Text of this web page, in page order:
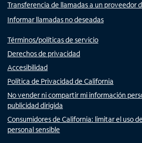
Transferencia de llamadas a un proveedor
Informar llamadas no deseadas
Términos/políticas de servicio
Derechos de privacidad
Accesibilidad
Política de Privacidad de California
No vender ni compartir mi información
publicidad dirigida
Consumidores de California: limitar el uso
personal sensible